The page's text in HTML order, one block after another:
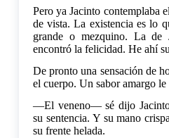
Pero ya Jacinto contemplaba
de vista. La existencia es lo
grande o mezquino. La de
encontró la felicidad. He ahí
De pronto una sensación de
el cuerpo. Un sabor amargo le
—El veneno— sé dijo
su sentencia. Y su mano
su frente helada.